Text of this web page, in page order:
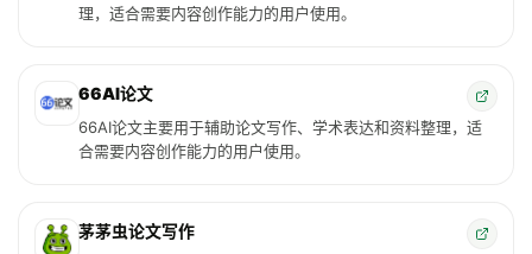
理，适合需要内容创作能力的用户使用。
66AI论文
66AI论文主要用于辅助论文写作、学术表达和资料整理，适
合需要内容创作能力的用户使用。
茅茅虫论文写作